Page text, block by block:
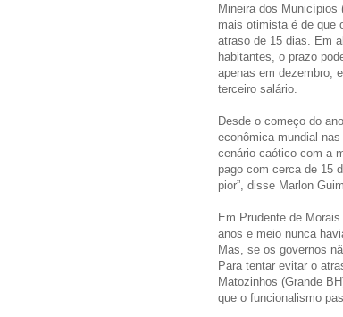
Mineira dos Municípios
mais otimista é de que
atraso de 15 dias. Em
habitantes, o prazo
apenas em dezembro,
terceiro salário.
Desde o começo do
econômica mundial
cenário caótico com a
pago com cerca de 15
pior”, disse Marlon
Em Prudente de
anos e meio nunca
Mas, se os governos
Para tentar evitar o
Matozinhos (Grande
que o funcionalismo